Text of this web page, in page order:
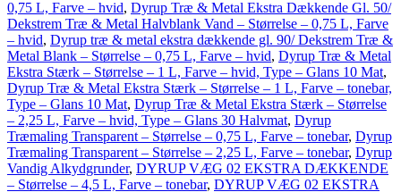
0,75 L, Farve – hvid, Dyrup Træ & Metal Ekstra Dækkende Gl. 50/
Dekstrem Træ & Metal Halvblank Vand – Størrelse – 0,75 L, Farve
– hvid, Dyrup træ & metal ekstra dækkende gl. 90/ Dekstrem Træ &
Metal Blank – Størrelse – 0,75 L, Farve – hvid, Dyrup Træ & Metal
Ekstra Stærk – Størrelse – 1 L, Farve – hvid, Type – Glans 10 Mat,
Dyrup Træ & Metal Ekstra Stærk – Størrelse – 1 L, Farve – tonebar,
Type – Glans 10 Mat, Dyrup Træ & Metal Ekstra Stærk – Størrelse
– 2,25 L, Farve – hvid, Type – Glans 30 Halvmat, Dyrup
Træmaling Transparent – Størrelse – 0,75 L, Farve – tonebar, Dyrup
Træmaling Transparent – Størrelse – 2,25 L, Farve – tonebar, Dyrup
Vandig Alkydgrunder, DYRUP VÆG 02 EKSTRA DÆKKENDE
– Størrelse – 4,5 L, Farve – tonebar, DYRUP VÆG 02 EKSTRA